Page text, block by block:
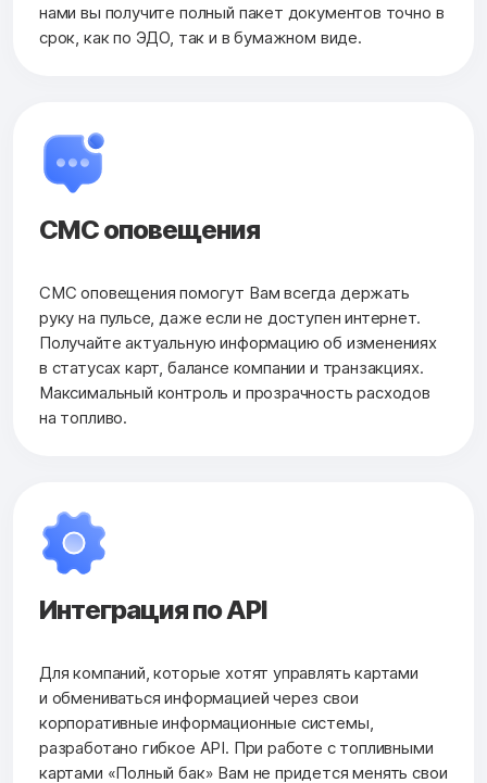
нами вы получите полный пакет документов точно в
срок, как по ЭДО, так и в бумажном виде.
СМС оповещения
СМС оповещения помогут Вам всегда держать
руку на пульсе, даже если не доступен интернет.
Получайте актуальную информацию об изменениях
в статусах карт, балансе компании и транзакциях.
Максимальный контроль и прозрачность расходов
на топливо.
Интеграция по API
Для компаний, которые хотят управлять картами
и обмениваться информацией через свои
корпоративные информационные системы,
разработано гибкое API. При работе с топливными
картами «Полный бак» Вам не придется менять свои